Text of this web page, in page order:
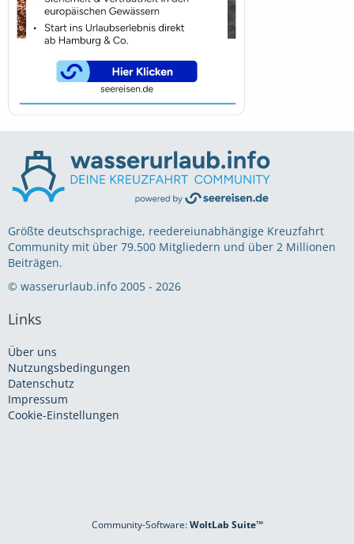
Größte deutschsprachige, reedereiunabhängige Kreuzfahrt
Community mit über 79.500 Mitgliedern und über 2 Millionen
Beiträgen.
© wasserurlaub.info 2005 - 2026
Links
Über uns
Nutzungsbedingungen
Datenschutz
Impressum
Cookie-Einstellungen
Community-Software:WoltLab Suite™